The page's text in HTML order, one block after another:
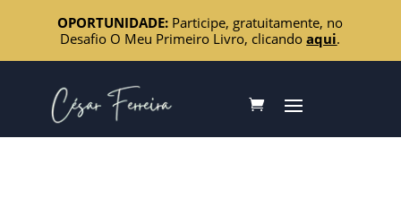
OPORTUNIDADE: Participe, gratuitamente, no
Desafio O Meu Primeiro Livro, clicandoaqui.